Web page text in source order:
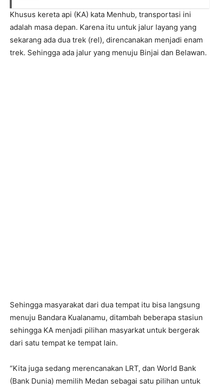
Khusus kereta api (KA) kata Menhub, transportasi ini
adalah masa depan. Karena itu untuk jalur layang yang
sekarang ada dua trek (rel), direncanakan menjadi enam
trek. Sehingga ada jalur yang menuju Binjai dan Belawan.
Sehingga masyarakat dari dua tempat itu bisa langsung
menuju Bandara Kualanamu, ditambah beberapa stasiun
sehingga KA menjadi pilihan masyarkat untuk bergerak
dari satu tempat ke tempat lain.
“Kita juga sedang merencanakan LRT, dan World Bank
(Bank Dunia) memilih Medan sebagai satu pilihan untuk